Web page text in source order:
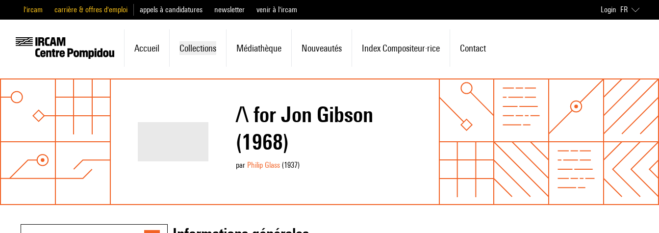
l'ircam carrière & offres d'emploi appels à candidatures newsletter venir à l'ircam Login FR
Accueil Collections Médiathèque Nouveautés Index Compositeur·rice Contact
/\ for Jon Gibson
(1968)
par Philip Glass(1937)